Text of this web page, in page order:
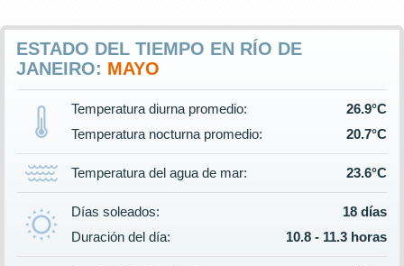
ESTADO DEL TIEMPO EN RÍO DE
JANEIRO: MAYO
Temperatura diurna promedio:
26.9°C
Temperatura nocturna promedio:
20.7°C
Temperatura del agua de mar: 23.6°C
Días soleados:
18 días
Duración del día:
10.8 - 11.3 horas